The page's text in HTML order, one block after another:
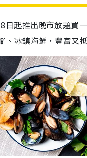
日起推出晚市放題買
冰鎮海鮮，豐富又抵